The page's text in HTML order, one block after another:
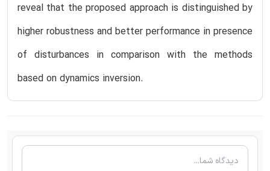
reveal that the proposed approach is distinguished by
higher robustness and better performance in presence
of disturbances in comparison with the methods
based on dynamics inversion.